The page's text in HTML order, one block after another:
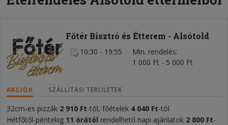
Főtér Bisztró és Étterem - Alsótold
10:30 - 19:55
Min. rendelés
1 000 Ft - 5 000 Ft
AKCIÓK SZÁLLÍTÁSI TERÜLETEK
32cm-es pizzák 2 910 Ft-tól, főételek 4 040 Ft-tól
Hétfőtől-péntekig 11 órától rendelhető napi ajánlatok 2 800 Ft-